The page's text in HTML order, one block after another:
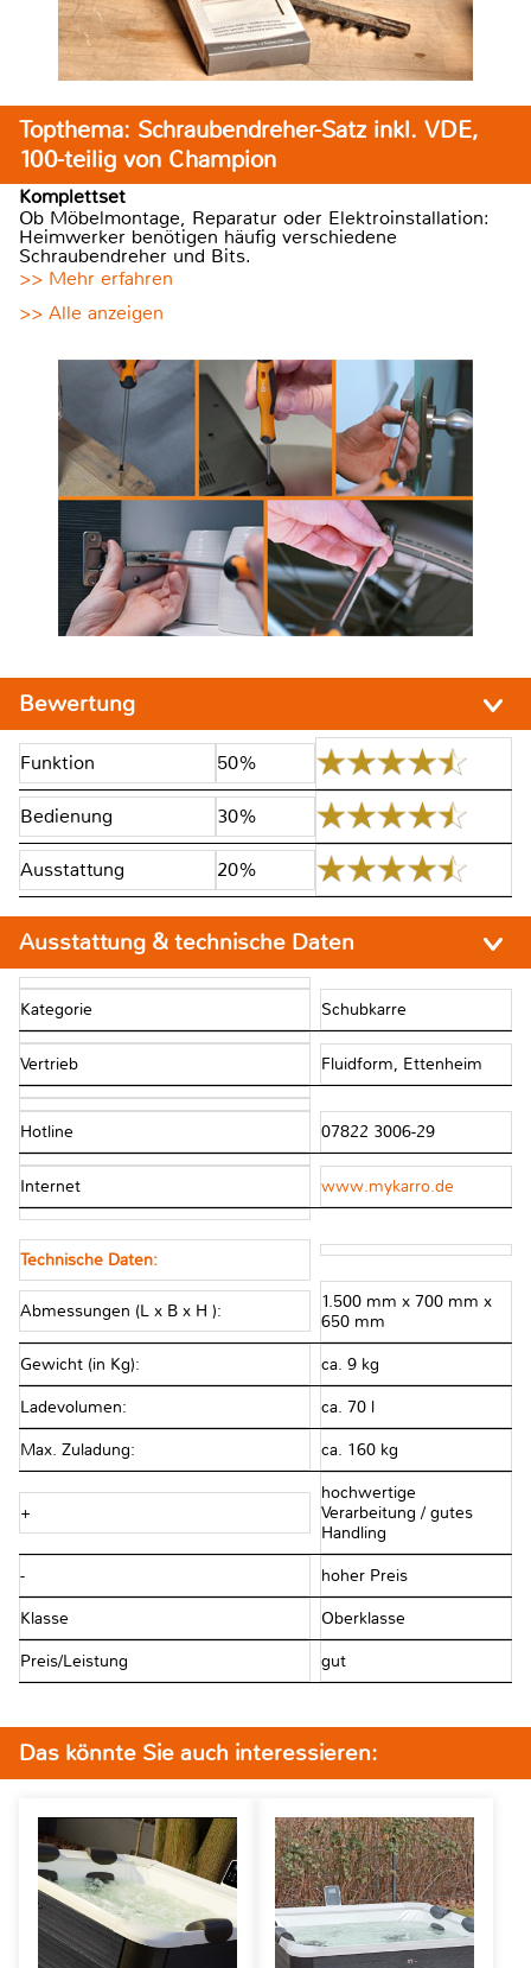
Topthema: Schraubendreher-Satz inkl. VDE,
100-teilig von Champion
Komplettset
Ob Möbelmontage, Reparatur oder Elektroinstallation:
Heimwerker benötigen häufig verschiedene
Schraubendreher und Bits.
>> Mehr erfahren
>> Alle anzeigen
Bewertung
Funktion 50%
Bedienung 30%
Ausstattung 20%
Ausstattung & technische Daten
Kategorie Schubkarre
Vertrieb Fluidform, Ettenheim
Hotline 07822 3006-29
Internet www.mykarro.de
Technische Daten:
Abmessungen (L x B x H ):
1.500 mm x 700 mm x
650 mm
Gewicht (in Kg): ca. 9 kg
Ladevolumen: ca. 70 l
Max. Zuladung: ca. 160 kg
+
hochwertige
Verarbeitung / gutes
Handling
- hoher Preis
Klasse Oberklasse
Preis/Leistung gut
Das könnte Sie auch interessieren: